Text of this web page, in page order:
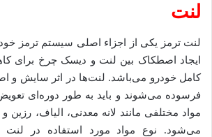
لنت
لنت ترمز یکی از اجزاء اصلی سیستم ترمز
ایجاد اصطکاک بین لنت و دیسک چرخ برای
کامل خودرو می‌باشد. لنت‌ها در اثر سایش و
فرسوده می‌شوند و باید به طور دوره‌ای
مواد مختلفی مانند لانه معدنی، الیاف، رزین
می‌شود. نوع مواد مورد استفاده در لنت